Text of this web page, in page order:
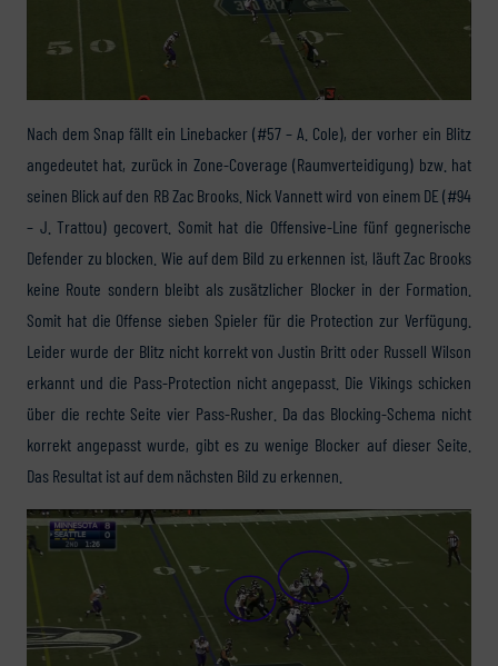
Nach dem Snap fällt ein Linebacker (#57 – A. Cole), der vorher ein Blitz
angedeutet hat, zurück in Zone-Coverage (Raumverteidigung) bzw. hat
seinen Blick auf den RB Zac Brooks. Nick Vannett wird von einem DE (#94
– J. Trattou) gecovert. Somit hat die Offensive-Line fünf gegnerische
Defender zu blocken. Wie auf dem Bild zu erkennen ist, läuft Zac Brooks
keine Route sondern bleibt als zusätzlicher Blocker in der Formation.
Somit hat die Offense sieben Spieler für die Protection zur Verfügung.
Leider wurde der Blitz nicht korrekt von Justin Britt oder Russell Wilson
erkannt und die Pass-Protection nicht angepasst. Die Vikings schicken
über die rechte Seite vier Pass-Rusher. Da das Blocking-Schema nicht
korrekt angepasst wurde, gibt es zu wenige Blocker auf dieser Seite.
Das Resultat ist auf dem nächsten Bild zu erkennen.